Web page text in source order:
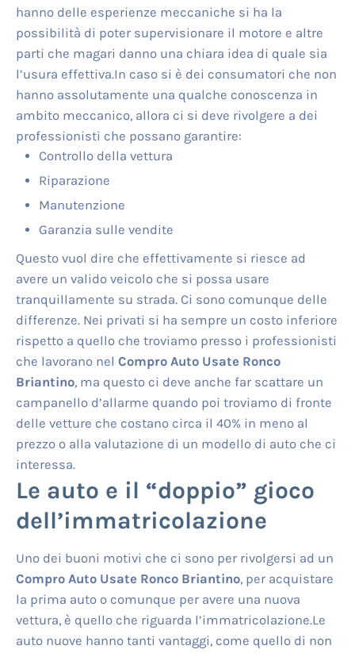
hanno delle esperienze meccaniche si ha la
possibilità di poter supervisionare il motore e altre
parti che magari danno una chiara idea di quale sia
l’usura effettiva.In caso si è dei consumatori che non
hanno assolutamente una qualche conoscenza in
ambito meccanico, allora ci si deve rivolgere a dei
professionisti che possano garantire:
Controllo della vettura
Riparazione
Manutenzione
Garanzia sulle vendite
Questo vuol dire che effettivamente si riesce ad
avere un valido veicolo che si possa usare
tranquillamente su strada. Ci sono comunque delle
differenze. Nei privati si ha sempre un costo inferiore
rispetto a quello che troviamo presso i professionisti
che lavorano nel Compro Auto Usate Ronco
Briantino, ma questo ci deve anche far scattare un
campanello d’allarme quando poi troviamo di fronte
delle vetture che costano circa il 40% in meno al
prezzo o alla valutazione di un modello di auto che ci
interessa.
Le auto e il “doppio” gioco
dell’immatricolazione
Uno dei buoni motivi che ci sono per rivolgersi ad un
Compro Auto Usate Ronco Briantino, per acquistare
la prima auto o comunque per avere una nuova
vettura, è quello che riguarda l’immatricolazione.Le
auto nuove hanno tanti vantaggi, come quello di non